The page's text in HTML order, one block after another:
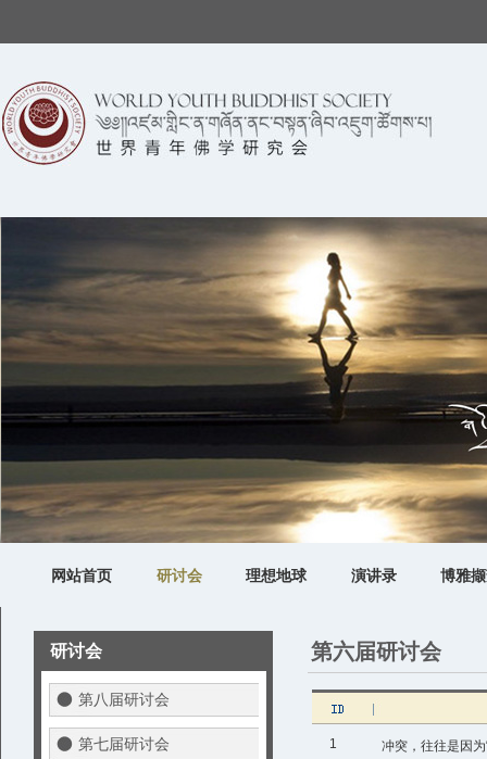
网站首页 研讨会 理想地球 演讲录 博雅
研讨会
第八届研讨会
第七届研讨会
第六届研讨会
1 冲突，往往是因